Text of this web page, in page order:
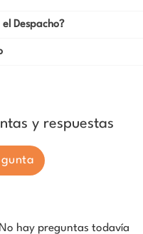
Despacho?
y respuestas
No hay preguntas todavía